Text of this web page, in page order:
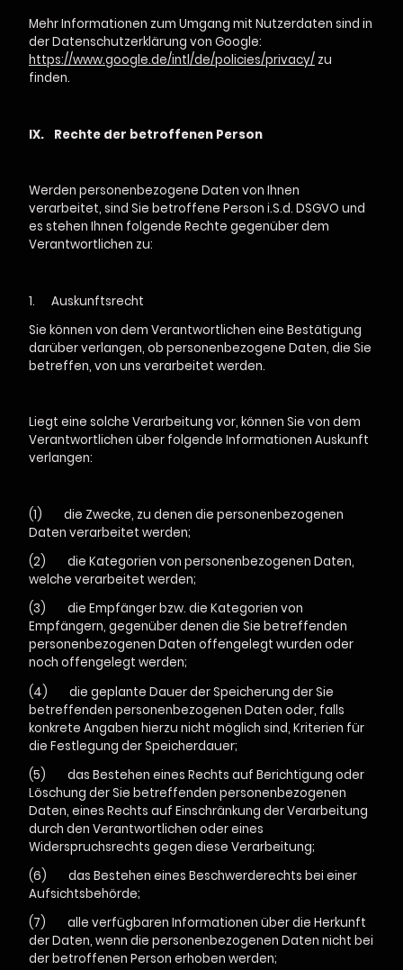
Mehr Informationen zum Umgang mit Nutzerdaten sind in
der Datenschutzerklärung von Google:
https://www.google.de/intl/de/policies/privacy/ zu
finden.
IX. Rechte der betroffenen Person
Werden personenbezogene Daten von Ihnen
verarbeitet, sind Sie betroffene Person i.S.d. DSGVO und
es stehen Ihnen folgende Rechte gegenüber dem
Verantwortlichen zu:
1.
Auskunftsrecht
Sie können von dem Verantwortlichen eine Bestätigung
darüber verlangen, ob personenbezogene Daten, die Sie
betreffen, von uns verarbeitet werden.
Liegt eine solche Verarbeitung vor, können Sie von dem
Verantwortlichen über folgende Informationen Auskunft
verlangen:
(1) die Zwecke, zu denen die personenbezogenen
Daten verarbeitet werden;
(2) die Kategorien von personenbezogenen Daten,
welche verarbeitet werden;
(3) die Empfänger bzw. die Kategorien von
Empfängern, gegenüber denen die Sie betreffenden
personenbezogenen Daten offengelegt wurden oder
noch offengelegt werden;
(4) die geplante Dauer der Speicherung der Sie
betreffenden personenbezogenen Daten oder, falls
konkrete Angaben hierzu nicht möglich sind, Kriterien für
die Festlegung der Speicherdauer;
(5) das Bestehen eines Rechts auf Berichtigung oder
Löschung der Sie betreffenden personenbezogenen
Daten, eines Rechts auf Einschränkung der Verarbeitung
durch den Verantwortlichen oder eines
Widerspruchsrechts gegen diese Verarbeitung;
(6) das Bestehen eines Beschwerderechts bei einer
Aufsichtsbehörde;
(7) alle verfügbaren Informationen über die Herkunft
der Daten, wenn die personenbezogenen Daten nicht bei
der betroffenen Person erhoben werden;